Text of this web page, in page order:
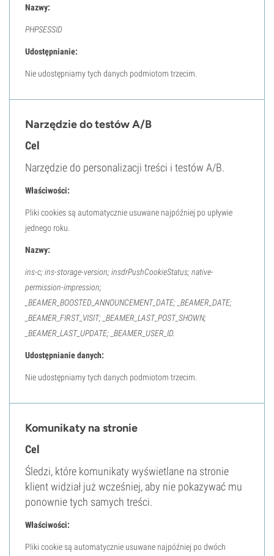
Nazwy:
PHPSESSID
Udostępnianie:
Nie udostępniamy tych danych podmiotom trzecim.
Narzędzie do testów A/B
Cel
Narzędzie do personalizacji treści i testów A/B.
Właściwości:
Pliki cookies są automatycznie usuwane najpóźniej po upływie
jednego roku.
Nazwy:
ins-c; ins-storage-version; insdrPushCookieStatus; native-
permission-impression;
_BEAMER_BOOSTED_ANNOUNCEMENT_DATE; _BEAMER_DATE;
_BEAMER_FIRST_VISIT; _BEAMER_LAST_POST_SHOWN;
_BEAMER_LAST_UPDATE; _BEAMER_USER_ID.
Udostępnianie danych:
Nie udostępniamy tych danych podmiotom trzecim.
Komunikaty na stronie
Cel
Śledzi, które komunikaty wyświetlane na stronie
klient widział już wcześniej, aby nie pokazywać mu
ponownie tych samych treści.
Właściwości:
Pliki cookie są automatycznie usuwane najpóźniej po dwóch